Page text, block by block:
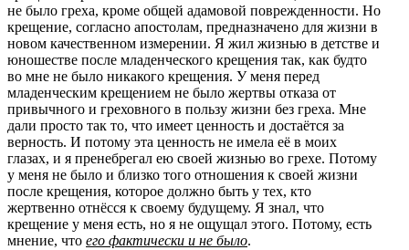
не было греха, кроме общей адамовой поврежденности. Но
крещение, согласно апостолам, предназначено для жизни в
новом качественном измерении. Я жил жизнью в детстве и
юношестве после младенческого крещения так, как будто
во мне не было никакого крещения. У меня перед
младенческим крещением не было жертвы отказа от
привычного и греховного в пользу жизни без греха. Мне
дали просто так то, что имеет ценность и достаётся за
верность. И потому эта ценность не имела её в моих
глазах, и я пренебрегал ею своей жизнью во грехе. Потому
у меня не было и близко того отношения к своей жизни
после крещения, которое должно быть у тех, кто
жертвенно отнёсся к своему будущему. Я знал, что
крещение у меня есть, но я не ощущал этого. Потому, есть
мнение, что его фактически и не было.